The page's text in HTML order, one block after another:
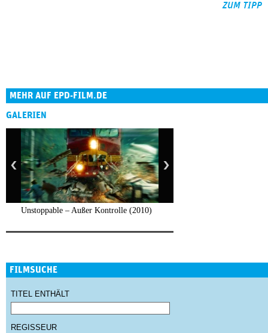
ZUM TIPP
MEHR AUF EPD-FILM.DE
GALERIEN
Unstoppable – Außer Kontrolle (2010)
FILMSUCHE
TITEL ENTHÄLT
REGISSEUR